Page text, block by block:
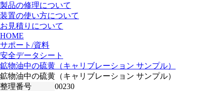
製品の修理について
装置の使い方について
お見積りについて
HOME
サポート/資料
安全データシート
鉱物油中の硫黄（キャリブレーション サンプル）
鉱物油中の硫黄（キャリブレーション サンプル）
整理番号
00230